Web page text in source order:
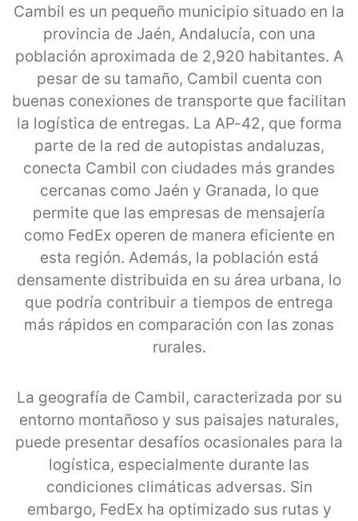
Cambil es un pequeño municipio situado en la
provincia de Jaén, Andalucía, con una
población aproximada de 2,920 habitantes. A
pesar de su tamaño, Cambil cuenta con
buenas conexiones de transporte que facilitan
la logística de entregas. La AP-42, que forma
parte de la red de autopistas andaluzas,
conecta Cambil con ciudades más grandes
cercanas como Jaén y Granada, lo que
permite que las empresas de mensajería
como FedEx operen de manera eficiente en
esta región. Además, la población está
densamente distribuida en su área urbana, lo
que podría contribuir a tiempos de entrega
más rápidos en comparación con las zonas
rurales.
La geografía de Cambil, caracterizada por su
entorno montañoso y sus paisajes naturales,
puede presentar desafíos ocasionales para la
logística, especialmente durante las
condiciones climáticas adversas. Sin
embargo, FedEx ha optimizado sus rutas y